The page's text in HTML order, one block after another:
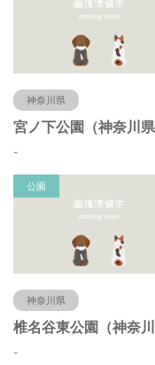
神奈川県
-
公園
神奈川県
-